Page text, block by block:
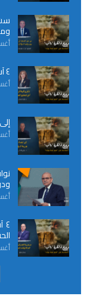
٤ آب، ذكرى أليمة أم بارقة أمل لتحقيق العدالة؟